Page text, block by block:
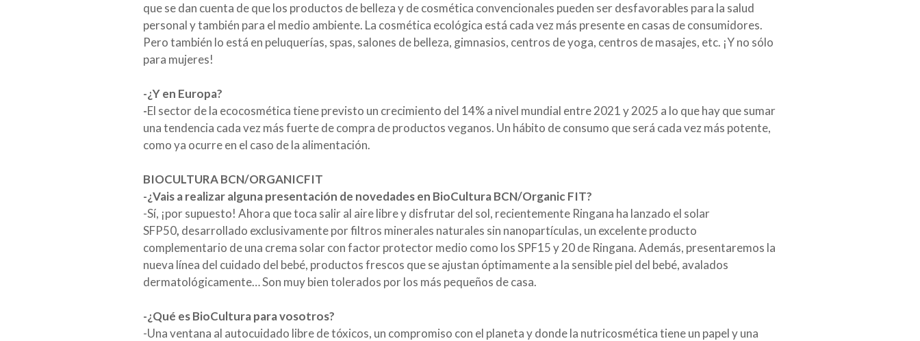
que se dan cuenta de que los productos de belleza y de cosmética convencionales pueden ser desfavorables para la salud
personal y también para el medio ambiente. La cosmética ecológica está cada vez más presente en casas de consumidores.
Pero también lo está en peluquerías, spas, salones de belleza, gimnasios, centros de yoga, centros de masajes, etc. ¡Y no sólo
para mujeres!
-¿Y en Europa?
-El sector de la ecocosmética tiene previsto un crecimiento del 14% a nivel mundial entre 2021 y 2025 a lo que hay que sumar
una tendencia cada vez más fuerte de compra de productos veganos. Un hábito de consumo que será cada vez más potente,
como ya ocurre en el caso de la alimentación.
BIOCULTURA BCN/ORGANICFIT
-¿Vais a realizar alguna presentación de novedades en BioCultura BCN/Organic FIT?
-Sí, ¡por supuesto! Ahora que toca salir al aire libre y disfrutar del sol, recientemente Ringana ha lanzado el solar
SFP50, desarrollado exclusivamente por filtros minerales naturales sin nanopartículas, un excelente producto
complementario de una crema solar con factor protector medio como los SPF15 y 20 de Ringana. Además, presentaremos la
nueva línea del cuidado del bebé, productos frescos que se ajustan óptimamente a la sensible piel del bebé, avalados
dermatológicamente… Son muy bien tolerados por los más pequeños de casa.
-¿Qué es BioCultura para vosotros?
-Una ventana al autocuidado libre de tóxicos, un compromiso con el planeta y donde la nutricosmética tiene un papel y una